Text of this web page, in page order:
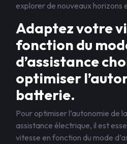
explorer de nouveaux horizons
Adaptez votre
fonction du
d’assistance
optimiser
batterie.
Pour optimiser l’autonomie de
assistance électrique, il est
vitesse en fonction du mode